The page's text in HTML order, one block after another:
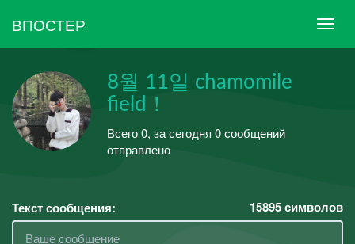
ВПОСТЕР
8월 11일 chamomile
field！
Всего 0, за сегодня 0 сообщений
отправлено
Текст сообщения: 15895символов